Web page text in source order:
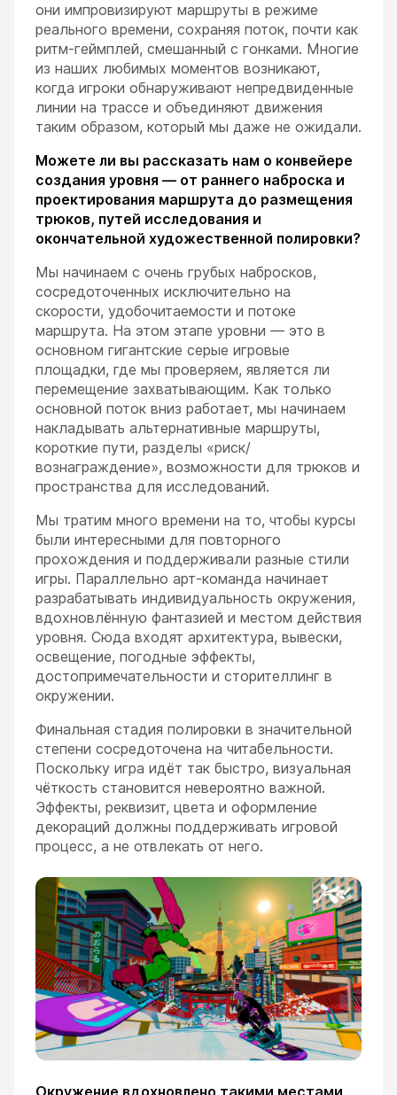
они импровизируют маршруты в режиме
реального времени, сохраняя поток, почти как
ритм-геймплей, смешанный с гонками. Многие
из наших любимых моментов возникают,
когда игроки обнаруживают непредвиденные
линии на трассе и объединяют движения
таким образом, который мы даже не ожидали.
Можете ли вы рассказать нам о конвейере
создания уровня — от раннего наброска и
проектирования маршрута до размещения
трюков, путей исследования и
окончательной художественной полировки?
Мы начинаем с очень грубых набросков,
сосредоточенных исключительно на
скорости, удобочитаемости и потоке
маршрута. На этом этапе уровни — это в
основном гигантские серые игровые
площадки, где мы проверяем, является ли
перемещение захватывающим. Как только
основной поток вниз работает, мы начинаем
накладывать альтернативные маршруты,
короткие пути, разделы «риск/
вознаграждение», возможности для трюков и
пространства для исследований.
Мы тратим много времени на то, чтобы курсы
были интересными для повторного
прохождения и поддерживали разные стили
игры. Параллельно арт-команда начинает
разрабатывать индивидуальность окружения,
вдохновлённую фантазией и местом действия
уровня. Сюда входят архитектура, вывески,
освещение, погодные эффекты,
достопримечательности и сторителлинг в
окружении.
Финальная стадия полировки в значительной
степени сосредоточена на читабельности.
Поскольку игра идёт так быстро, визуальная
чёткость становится невероятно важной.
Эффекты, реквизит, цвета и оформление
декораций должны поддерживать игровой
процесс, а не отвлекать от него.
Окружение вдохновлено такими местами,